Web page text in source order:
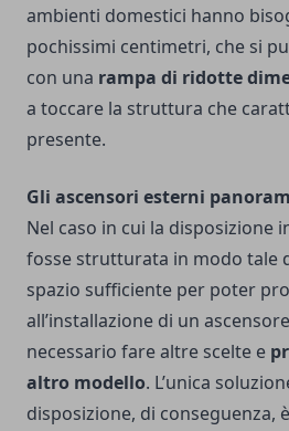
ambienti domestici hanno
pochissimi centimetri, che si
con una rampa di ridotte
a toccare la struttura che
presente.
Gli ascensori esterni
Nel caso in cui la disposizione
fosse strutturata in modo tale
spazio sufficiente per poter
all’installazione di un
necessario fare altre scelte e
altro modello. L’unica
disposizione, di conseguenza,